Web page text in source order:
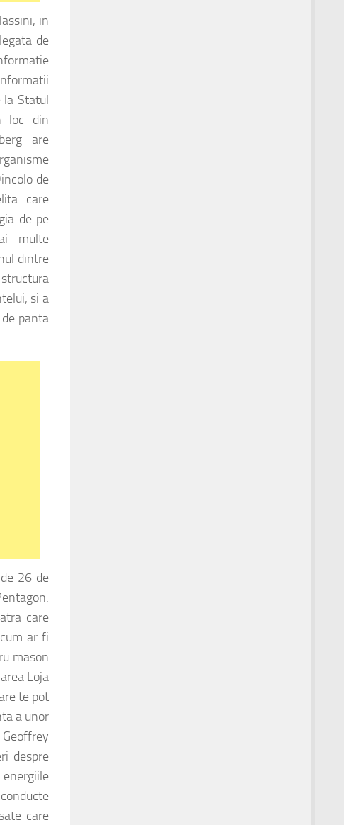
in
de
la Statul
loc din
are
de
care
de pe
multe
dintre
si a
panta
26 de
care
ar fi
mason
Loja
te pot
a unor
despre
care